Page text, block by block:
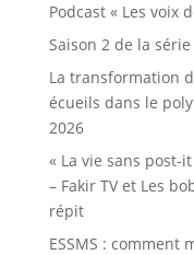
Podcast « Les voix
Saison 2 de la
La transformation
écueils dans le
2026
« La vie sans post-
– Fakir TV et Les
répit
ESSMS : comment